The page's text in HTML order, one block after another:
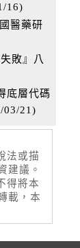
16)
醫藥研
敗』八
底層代碼
03/21 )
法或描
建議。
得將本
載，本